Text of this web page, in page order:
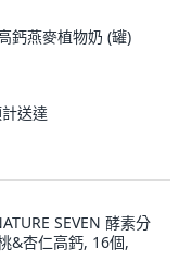
鈣燕麥植物奶 (罐)
送達
SEVEN 酵素分
&杏仁高鈣, 16個,